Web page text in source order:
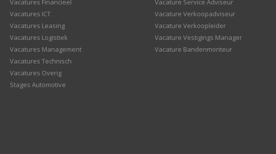
Vacatures Financieel
Vacatures ICT
Vacatures Leasing
Vacatures Logistiek
Vacatures Management
Vacatures Technisch
Vacatures Overig
Stages Automotive
Vacature Service Adviseur
Vacature Verkoopadviseur
Vacature Verkoopleider
Vacature Vestigings Manager
Vacature Bandenmonteur